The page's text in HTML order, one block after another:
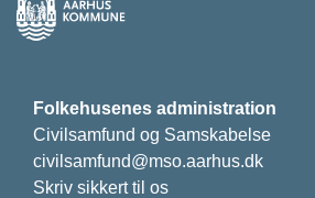
Folkehusenes administration
Civilsamfund og Samskabelse
civilsamfund@mso.aarhus.dk
Skriv sikkert til os